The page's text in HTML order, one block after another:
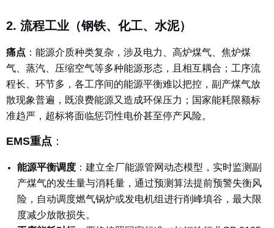
2. 流程工业（钢铁、化工、水泥）
痛点 ： 能源介质种类复杂，涉及电力、高炉煤气、焦炉煤
气、蒸汽、压缩空气等多种能源形态，且相互耦合；工序流
程长、环节多，各工序间的能源平衡难以把控，副产煤气放
散现象普遍，既浪费能源又造成环保压力；国家能耗限额标
准趋严，超标将面临惩罚性电价甚至停产风险。
EMS重点 ：
能源平衡调度 ： 建立全厂能源管网动态模型，实时监测副
产煤气的发生量与消耗量，通过预测算法提前预警失衡风
险，自动调度燃气锅炉或发电机组进行削峰填谷，最大限
度减少放散损失。